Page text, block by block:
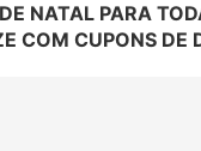
NATAL PARA
COM CUPONS DE